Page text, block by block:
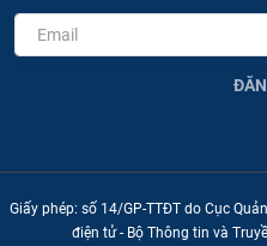
Giấy phép: số 14/GP-TTĐT do Cục
điện tử - Bộ Thông tin và